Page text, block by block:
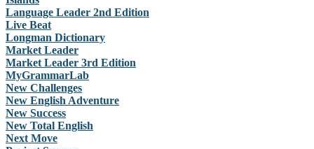
Language Leader 2nd Edition
Live Beat
Longman Dictionary
Market Leader
Market Leader 3rd Edition
MyGrammarLab
New Challenges
New English Adventure
New Success
New Total English
Next Move